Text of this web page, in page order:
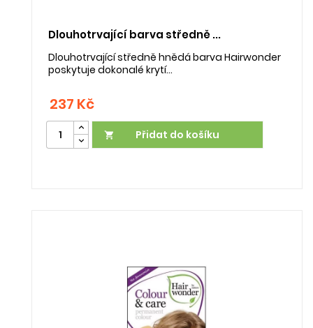
Dlouhotrvající barva středně ...
Dlouhotrvající středně hnědá barva Hairwonder
poskytuje dokonalé krytí...
237 Kč
 Přidat do košíku